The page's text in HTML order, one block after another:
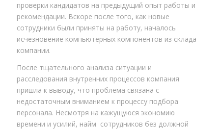
проверки кандидатов на предыдущий опыт работы и
рекомендации. Вскоре после того, как новые
сотрудники были приняты на работу, началось
исчезновение компьютерных компонентов из склада
компании.
После тщательного анализа ситуации и
расследования внутренних процессов компания
пришла к выводу, что проблема связана с
недостаточным вниманием к процессу подбора
персонала. Несмотря на кажущуюся экономию
времени и усилий, найм сотрудников без должной